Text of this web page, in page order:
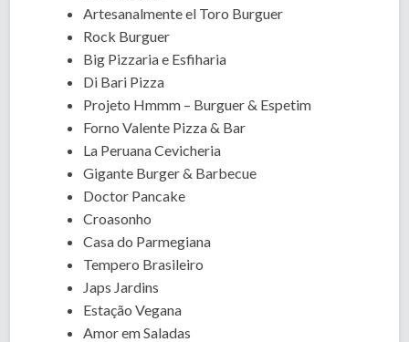
Artesanalmente el Toro Burguer
Rock Burguer
Big Pizzaria e Esfiharia
Di Bari Pizza
Projeto Hmmm – Burguer & Espetim
Forno Valente Pizza & Bar
La Peruana Cevicheria
Gigante Burger & Barbecue
Doctor Pancake
Croasonho
Casa do Parmegiana
Tempero Brasileiro
Japs Jardins
Estação Vegana
Amor em Saladas